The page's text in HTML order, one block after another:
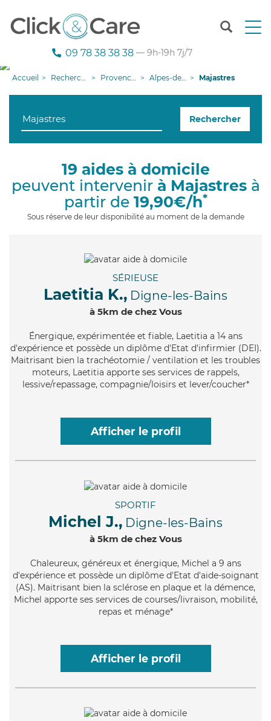
T
n
g
i
09 78 38 38 38 — 9h-19h 7j/7
Accueil Recherche aide à domicile Provence-Alpes-Côte d'Azur Alpes-de-Haute-Provence Majastres
Rechercher
19 aides à domicile
peuvent intervenir à Majastresà
partir de 19,90€/h*
Sous réserve de leur disponibilité au moment de la demande
SÉRIEUSE
Laetitia K., Digne-les-Bains
à 5km de chez Vous
Énergique, expérimentée et fiable, Laetitia a 14 ans
d'expérience et possède un diplôme d'Etat d'infirmier (DEI).
Maitrisant bien la trachéotomie / ventilation et les troubles
moteurs, Laetitia apporte ses services de rappels,
lessive/repassage, compagnie/loisirs et lever/coucher*
Afficher le profil
SPORTIF
Michel J., Digne-les-Bains
à 5km de chez Vous
Chaleureux, généreux et énergique, Michel a 9 ans
d'expérience et possède un diplôme d'Etat d'aide-soignant
(AS). Maitrisant bien la sclérose en plaque et la démence,
Michel apporte ses services de courses/livraison, mobilité,
repas et ménage*
Afficher le profil